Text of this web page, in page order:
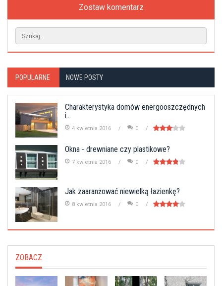
Zostaw komentarz
POPULARNE NOWE POSTY
Charakterystyka domów energooszczędnych
i...
4 kwietnia 2016 0
Okna - drewniane czy plastikowe?
7 kwietnia 2016 0
Jak zaaranżować niewielką łazienkę?
8 kwietnia 2016 0
ZOBACZ